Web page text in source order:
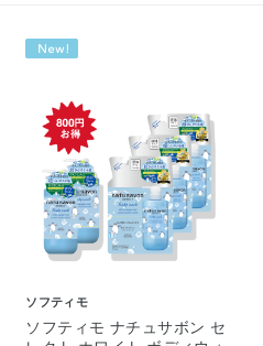
ソフティモ
ソフティモ ナチュサボン セ